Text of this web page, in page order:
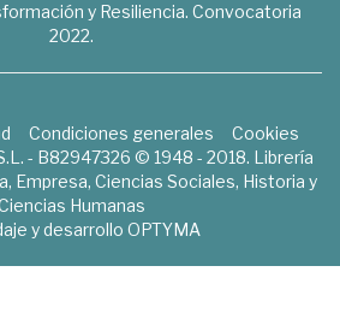
y Resiliencia. Convocatoria
2022.
Condiciones generales
Cookies
- B82947326 © 1948 - 2018. Librería
Empresa, Ciencias Sociales, Historia y
Humanas
y desarrollo OPTYMA